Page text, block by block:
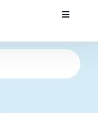
Toggle